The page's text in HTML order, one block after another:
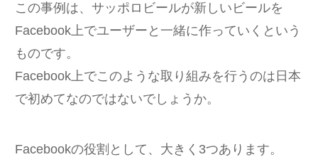
この事例は、サッポロビールが新しいビールを
Facebook上でユーザーと一緒に作っていくという
ものです。
Facebook上でこのような取り組みを行うのは日本
で初めてなのではないでしょうか。
Facebookの役割として、大きく3つあります。